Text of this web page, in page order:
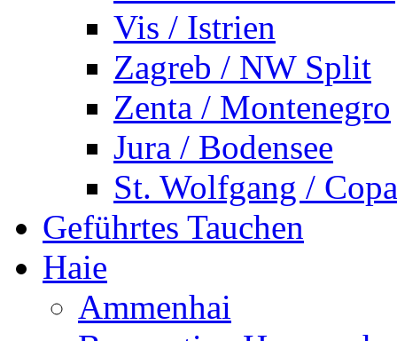
Vis / Istrien
Zagreb / NW Split
Zenta / Montenegro
Jura / Bodensee
St. Wolfgang /
Geführtes Tauchen
Haie
Ammenhai